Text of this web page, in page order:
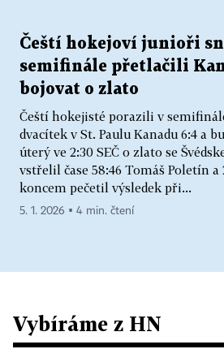
Čeští hokejoví junioři
semifinále přetlačili
bojovat o zlato
Čeští hokejisté porazili v
dvacítek v St. Paulu Kanadu 6:4 a
úterý ve 2:30 SEČ o zlato se
vstřelil čase 58:46 Tomáš Poletín a
koncem pečetil výsledek při...
5. 1. 2026 ▪ 4 min. čtení
Vybíráme z HN